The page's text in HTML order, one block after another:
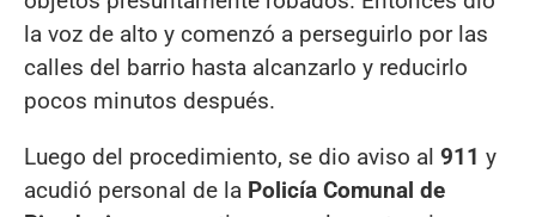
la voz de alto y comenzó a perseguirlo por las
calles del barrio hasta alcanzarlo y reducirlo
pocos minutos después.
Luego del procedimiento, se dio aviso al 911 y
acudió personal de la Policía Comunal de